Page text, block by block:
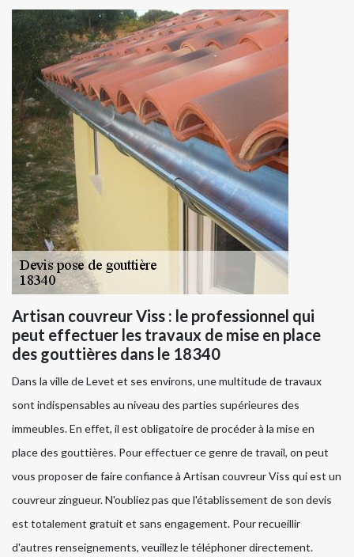
Artisan couvreur Viss : le professionnel qui
peut effectuer les travaux de mise en place
des gouttières dans le 18340
Dans la ville de Levet et ses environs, une multitude de travaux
sont indispensables au niveau des parties supérieures des
immeubles. En effet, il est obligatoire de procéder à la mise en
place des gouttières. Pour effectuer ce genre de travail, on peut
vous proposer de faire confiance à Artisan couvreur Viss qui est un
couvreur zingueur. N'oubliez pas que l'établissement de son devis
est totalement gratuit et sans engagement. Pour recueillir
d'autres renseignements, veuillez le téléphoner directement.